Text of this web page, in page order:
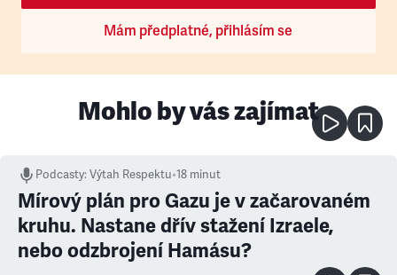
Mám předplatné, přihlásím se
Mohlo by vás zajímat
Podcasty:Výtah Respektu•18 minut
Mírový plán pro Gazu je v začarovaném
kruhu. Nastane dřív stažení Izraele,
nebo odzbrojení Hamásu?